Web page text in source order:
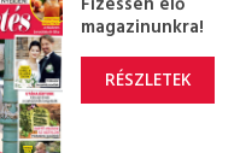
magazinunkra!
RÉSZLETEK